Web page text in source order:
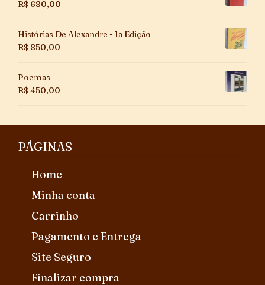
R$ 680,00
Histórias De Alexandre - 1a Edição
R$ 850,00
Poemas
R$ 450,00
PÁGINAS
Home
Minha conta
Carrinho
Pagamento e Entrega
Site Seguro
Finalizar compra